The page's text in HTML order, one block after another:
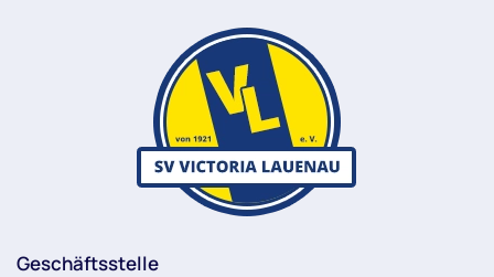
Geschäftsstelle